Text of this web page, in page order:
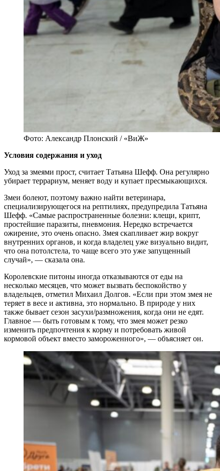
Фото: Александр Плонский / «ВиЖ»
Условия содержания и уход
Уход за змеями прост, считает Татьяна Шефф. Она регулярно
убирает террариум, меняет воду и купает пресмыкающихся.
Змеи болеют, поэтому важно найти ветеринара,
специализирующегося на рептилиях, предупредила Татьяна
Шефф. «Самые распространенные болезни: клещи, крипт,
простейшие паразиты, пневмония. Нередко встречается
ожирение, это очень опасно. Змея скапливает жир вокруг
внутренних органов, и когда владелец уже визуально видит,
что она потолстела, то чаще всего это уже запущенный
случай», — сказала она.
Королевские питоны иногда отказываются от еды на
несколько месяцев, что может вызвать беспокойство у
владельцев, отметил Михаил Долгов. «Если при этом змея не
теряет в весе и активна, это нормально. В природе у них
также бывает сезон засухи/размножения, когда они не едят.
Главное — быть готовым к тому, что змея может резко
изменить предпочтения к корму и потребовать живой
кормовой объект вместо замороженного», — объясняет он.